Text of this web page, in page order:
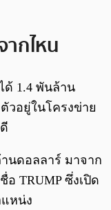
กไหน
ด้ 1.4 พันล้าน
วอยู่ในโครงข่าย
นดอลลาร์ มาจาก
TRUMP ซึ่งเปิด
แหน่ง